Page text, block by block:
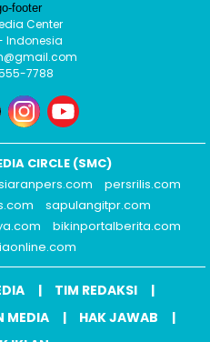
Center
Indonesia
7788
CIRCLE (SMC)
persrilis.com
sapulangitpr.com
bikinportalberita.com
TIM REDAKSI
MEDIA
HAK JAWAB